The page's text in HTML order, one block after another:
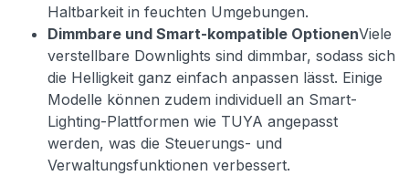
Haltbarkeit in feuchten Umgebungen.
Dimmbare und Smart-kompatible OptionenViele
verstellbare Downlights sind dimmbar, sodass sich
die Helligkeit ganz einfach anpassen lässt. Einige
Modelle können zudem individuell an Smart-
Lighting-Plattformen wie TUYA angepasst
werden, was die Steuerungs- und
Verwaltungsfunktionen verbessert.